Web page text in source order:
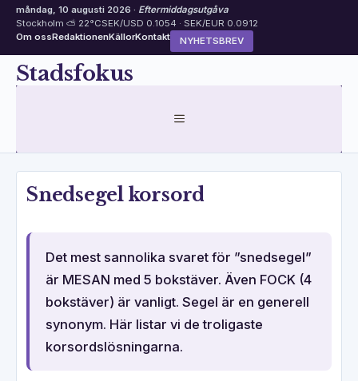
måndag, 10 augusti 2026 · Eftermiddagsutgåva
Stockholm ⛅ 22°CSEK/USD 0.1054 · SEK/EUR 0.0912
Om ossRedaktionenKällorKontakt NYHETSBREV
HoppaStadsfokus
MENY
Snedsegel korsord
Det mest sannolika svaret för ”snedsegel”
är MESAN med 5 bokstäver. Även FOCK (4
bokstäver) är vanligt. Segel är en generell
synonym. Här listar vi de troligaste
korsordslösningarna.